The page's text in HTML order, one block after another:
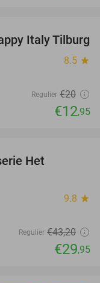
35%
Italy Tilburg
8.5 star
Regulier €20
€12,95
Het
9.8 star
Regulier €43,20
€29,95